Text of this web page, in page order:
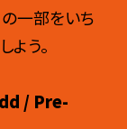
の一部をいち
う。
/ Pre-